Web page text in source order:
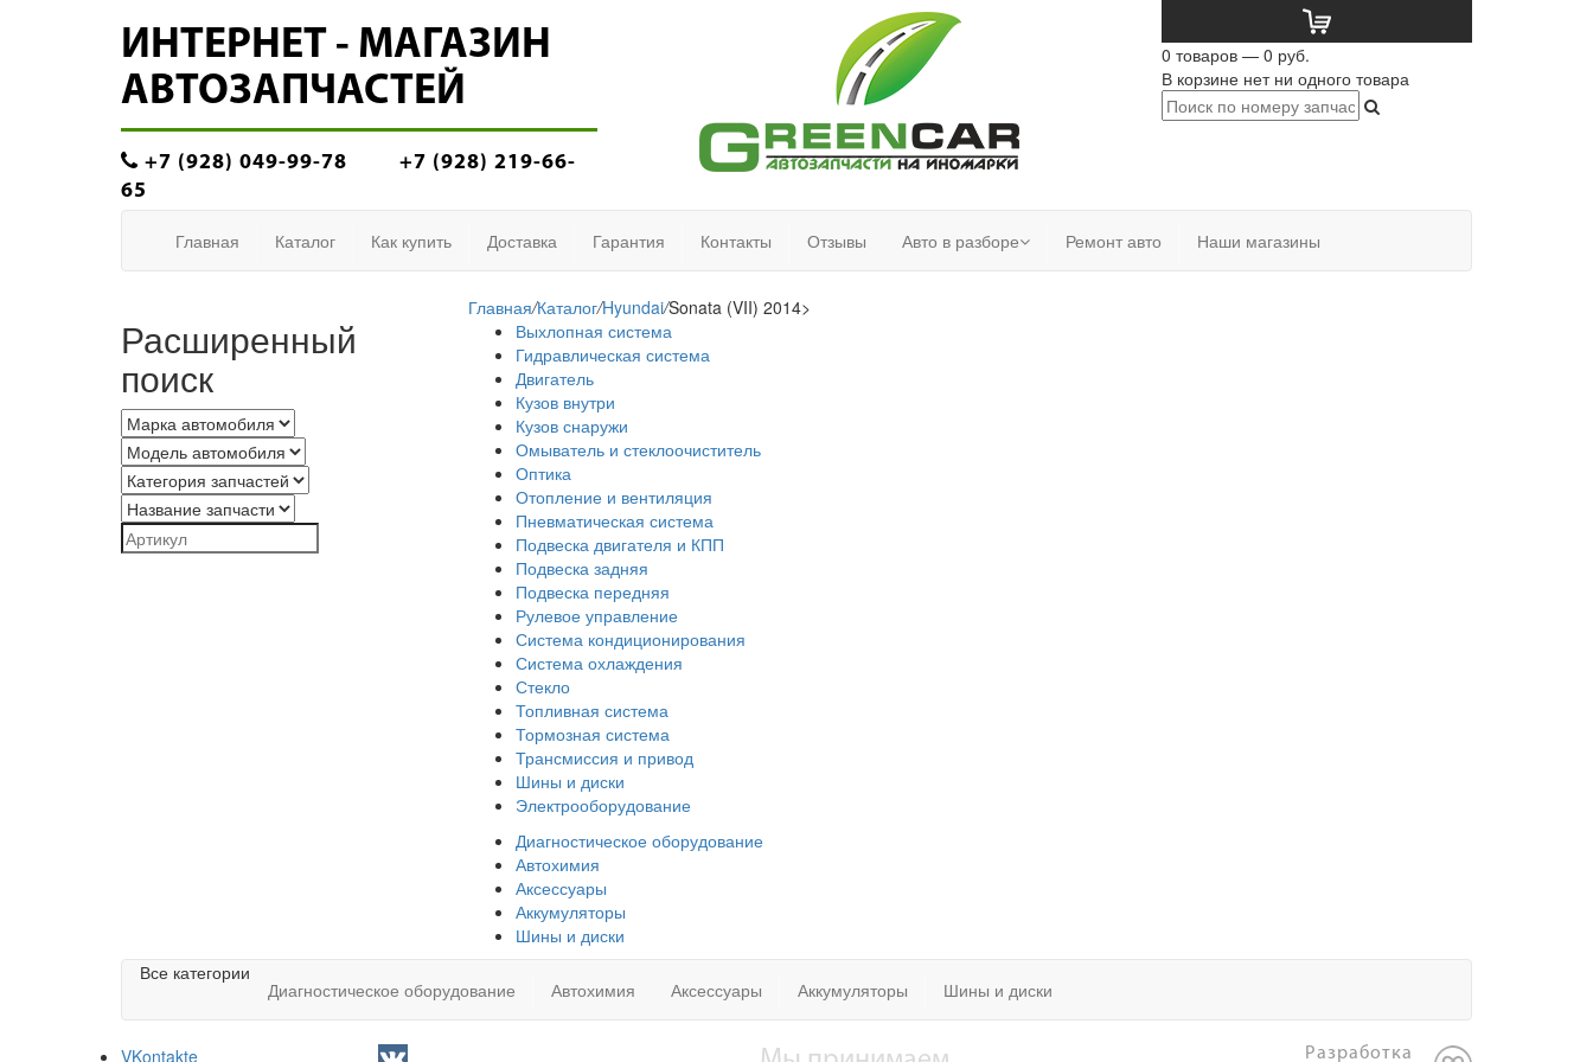
ИНТЕРНЕТ - МАГАЗИН
АВТОЗАПЧАСТЕЙ
+7 (928) 049-99-78
+7 (928) 219-66-
65
0 товаров — 0 руб.
В корзине нет ни одного товара
Главная Каталог Как купить Доставка Гарантия Контакты Отзывы Авто в разборе Ремонт авто Наши магазины
Расширенный
поиск
Главная/Каталог/Hyundai/Sonata (VII) 2014>
Выхлопная система
Гидравлическая система
Двигатель
Кузов внутри
Кузов снаружи
Омыватель и стеклоочиститель
Оптика
Отопление и вентиляция
Пневматическая система
Подвеска двигателя и КПП
Подвеска задняя
Подвеска передняя
Рулевое управление
Система кондиционирования
Система охлаждения
Стекло
Топливная система
Тормозная система
Трансмиссия и привод
Шины и диски
Электрооборудование
Диагностическое оборудование
Автохимия
Аксессуары
Аккумуляторы
Шины и диски
Все категории
Диагностическое оборудование Автохимия Аксессуары Аккумуляторы Шины и диски
VKontakte Разработка